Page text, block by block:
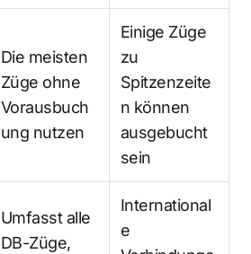
Die meisten
Züge ohne
Vorausbuch
ung nutzen
Einige Züge
zu
Spitzenzeite
n können
ausgebucht
sein
Umfasst alle
DB-Züge,
International
e